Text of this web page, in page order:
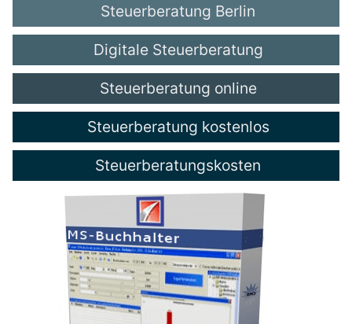
Steuerberatung Berlin
Digitale Steuerberatung
Steuerberatung online
Steuerberatung kostenlos
Steuerberatungskosten